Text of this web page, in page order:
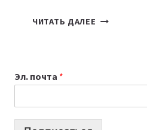
ЧИТАТЬ ДАЛЕЕ
СОЗДАВАТЬ
ПРОДУКТЫ
Эл. почта *